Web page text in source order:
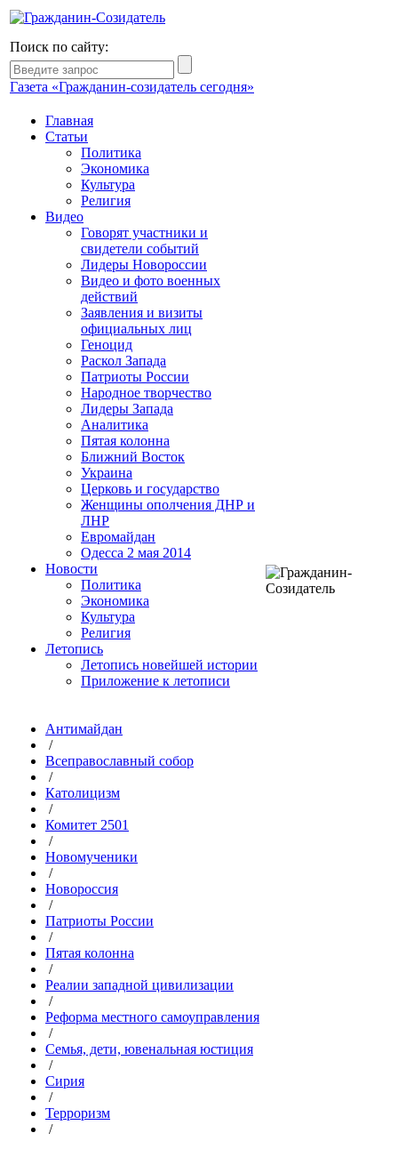
Поиск по сайту:
Газета «Гражданин-созидатель сегодня»
Главная
Статьи
Политика
Экономика
Культура
Религия
Видео
Говорят участники и
свидетели событий
Лидеры Новороссии
Видео и фото военных
действий
Заявления и визиты
официальных лиц
Геноцид
Раскол Запада
Патриоты России
Народное творчество
Лидеры Запада
Аналитика
Пятая колонна
Ближний Восток
Украина
Церковь и государство
Женщины ополчения ДНР и
ЛНР
Евромайдан
Одесса 2 мая 2014
Новости
Политика
Экономика
Культура
Религия
Летопись
Летопись новейшей истории
Приложение к летописи
Антимайдан
/
Всеправославный собор
/
Католицизм
/
Комитет 2501
/
Новомученики
/
Новороссия
/
Патриоты России
/
Пятая колонна
/
Реалии западной цивилизации
/
Реформа местного самоуправления
/
Семья, дети, ювенальная юстиция
/
Сирия
/
Терроризм
/